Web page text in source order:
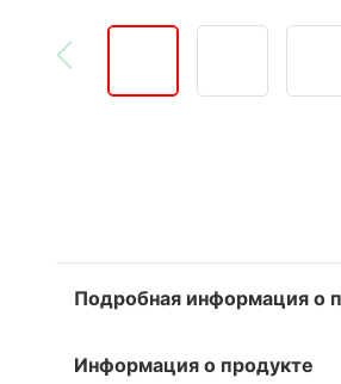
Подробная информация о
Информация о продукте